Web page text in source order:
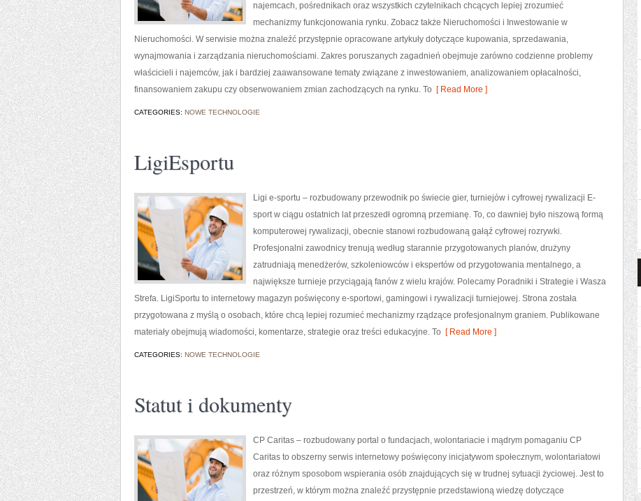
najemcach, pośrednikach oraz wszystkich czytelnikach chcących lepiej zrozumieć
mechanizmy funkcjonowania rynku. Zobacz także Nieruchomości i Inwestowanie w
Nieruchomości. W serwisie można znaleźć przystępnie opracowane artykuły dotyczące kupowania, sprzedawania,
wynajmowania i zarządzania nieruchomościami. Zakres poruszanych zagadnień obejmuje zarówno codzienne problemy
właścicieli i najemców, jak i bardziej zaawansowane tematy związane z inwestowaniem, analizowaniem opłacalności,
finansowaniem zakupu czy obserwowaniem zmian zachodzących na rynku. To [ Read More ]
CATEGORIES: NOWE TECHNOLOGIE
LigiEsportu
Ligi e-sportu – rozbudowany przewodnik po świecie gier, turniejów i cyfrowej rywalizacji E-
sport w ciągu ostatnich lat przeszedł ogromną przemianę. To, co dawniej było niszową formą
komputerowej rywalizacji, obecnie stanowi rozbudowaną gałąź cyfrowej rozrywki.
Profesjonalni zawodnicy trenują według starannie przygotowanych planów, drużyny
zatrudniają menedżerów, szkoleniowców i ekspertów od przygotowania mentalnego, a
największe turnieje przyciągają fanów z wielu krajów. Polecamy Poradniki i Strategie i Wasza
Strefa. LigiSportu to internetowy magazyn poświęcony e-sportowi, gamingowi i rywalizacji turniejowej. Strona została
przygotowana z myślą o osobach, które chcą lepiej rozumieć mechanizmy rządzące profesjonalnym graniem. Publikowane
materiały obejmują wiadomości, komentarze, strategie oraz treści edukacyjne. To [ Read More ]
CATEGORIES: NOWE TECHNOLOGIE
Statut i dokumenty
CP Caritas – rozbudowany portal o fundacjach, wolontariacie i mądrym pomaganiu CP
Caritas to obszerny serwis internetowy poświęcony inicjatywom społecznym, wolontariatowi
oraz różnym sposobom wspierania osób znajdujących się w trudnej sytuacji życiowej. Jest to
przestrzeń, w którym można znaleźć przystępnie przedstawioną wiedzę dotyczące